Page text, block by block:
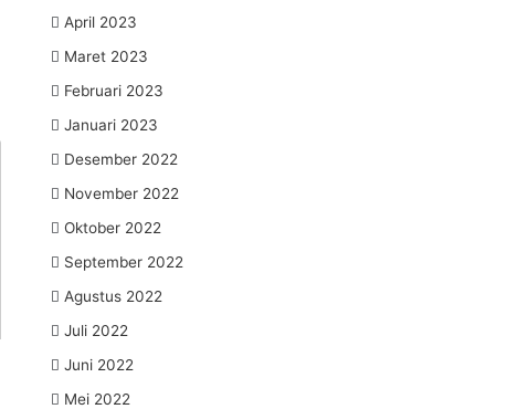
April 2023
Maret 2023
Februari 2023
Januari 2023
Desember 2022
November 2022
Oktober 2022
September 2022
Agustus 2022
Juli 2022
Juni 2022
Mei 2022